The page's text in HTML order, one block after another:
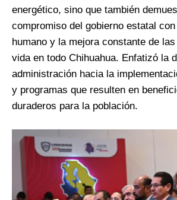
energético, sino que también
compromiso del gobierno estatal
humano y la mejora constante de
vida en todo Chihuahua. Enfatizó la
administración hacia la
y programas que resulten en
duraderos para la población.